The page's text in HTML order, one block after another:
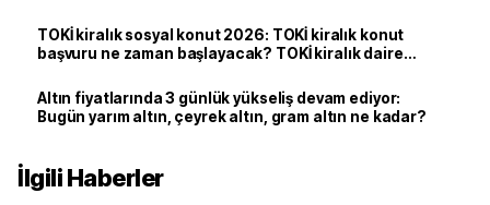
TOKİ kiralık sosyal konut 2026: TOKİ kiralık konut
başvuru ne zaman başlayacak? TOKİ kiralık daire
Altın fiyatlarında 3 günlük yükseliş devam ediyor:
Bugün yarım altın, çeyrek altın, gram altın ne kadar?
İlgili Haberler